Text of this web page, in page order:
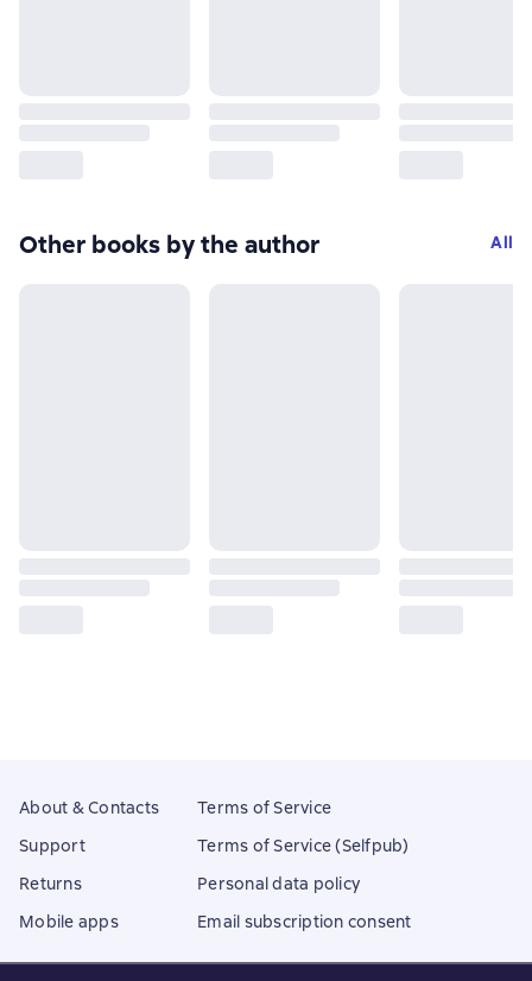
Other books by the author All
About & Contacts
Support
Returns
Mobile apps
Terms of Service
Terms of Service (Selfpub)
Personal data policy
Email subscription consent